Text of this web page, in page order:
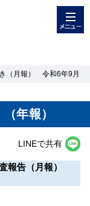
（月報） 令和6年9月
年報）
LINEで共有
査報告（月報）